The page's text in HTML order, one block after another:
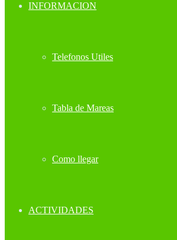
INFORMACION
Telefonos Utiles
Tabla de Mareas
Como llegar
ACTIVIDADES